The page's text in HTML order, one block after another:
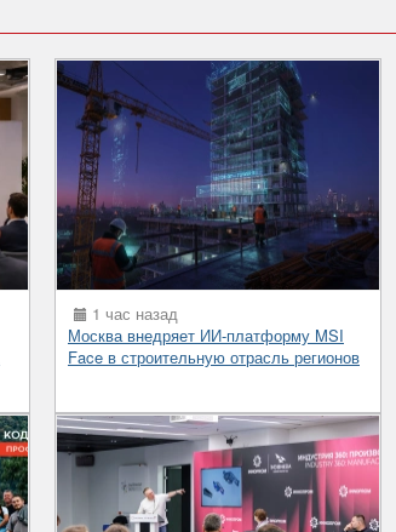
1 час назад
Москва внедряет ИИ-платформу MSI
Face в строительную отрасль регионов